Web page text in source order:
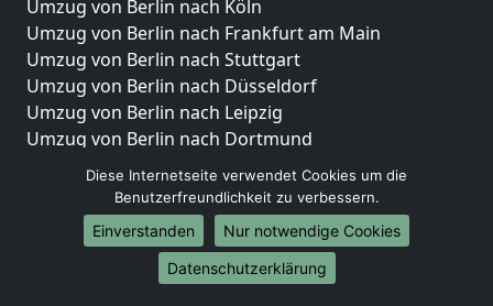
Umzug von Berlin nach Köln
Umzug von Berlin nach Frankfurt am Main
Umzug von Berlin nach Stuttgart
Umzug von Berlin nach Düsseldorf
Umzug von Berlin nach Leipzig
Umzug von Berlin nach Dortmund
Umzug von Berlin nach Essen
Umzug von Berlin nach Bremen
Umzug von Berlin nach Dresden
Umzug von Berlin nach Hannover
Umzug von Berlin nach Nürnberg
Diese Internetseite verwendet Cookies um die
Benutzerfreundlichkeit zu verbessern.
Einverstanden
Nur notwendige Cookies
Datenschutzerklärung